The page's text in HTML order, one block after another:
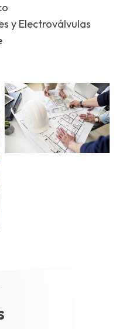
y Electroválvulas